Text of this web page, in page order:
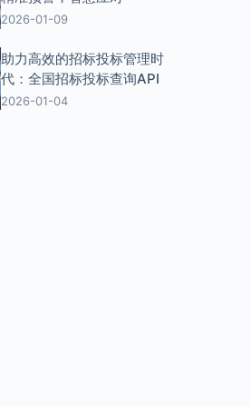
2026-01-09
助力高效的招标投标管理时
代：全国招标投标查询API
2026-01-04